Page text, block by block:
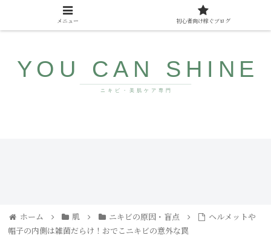
り食
品
ヨナ
ラ！
コメ
ホーム 肌 ニキビの原因・盲点
ヘルメットや
帽子の内側は雑菌だらけ！おでこニキビの意外な罠
メニュー 初心者向け稼ぐブログ